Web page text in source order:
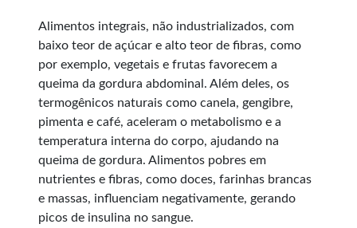
Alimentos integrais, não industrializados, com
baixo teor de açúcar e alto teor de fibras, como
por exemplo, vegetais e frutas favorecem a
queima da gordura abdominal. Além deles, os
termogênicos naturais como canela, gengibre,
pimenta e café, aceleram o metabolismo e a
temperatura interna do corpo, ajudando na
queima de gordura. Alimentos pobres em
nutrientes e fibras, como doces, farinhas brancas
e massas, influenciam negativamente, gerando
picos de insulina no sangue.